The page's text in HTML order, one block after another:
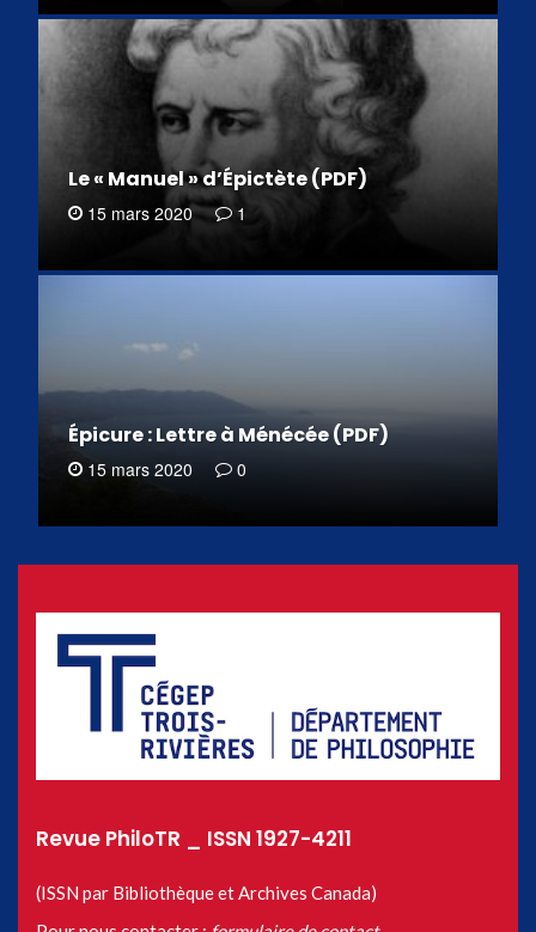
Le « Manuel » d’Épictète (PDF)
15 mars 2020 1
Épicure : Lettre à Ménécée (PDF)
15 mars 2020 0
Revue PhiloTR _ ISSN 1927-4211
(ISSN par Bibliothèque et Archives Canada)